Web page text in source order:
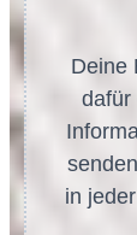
Deine
dafür
in